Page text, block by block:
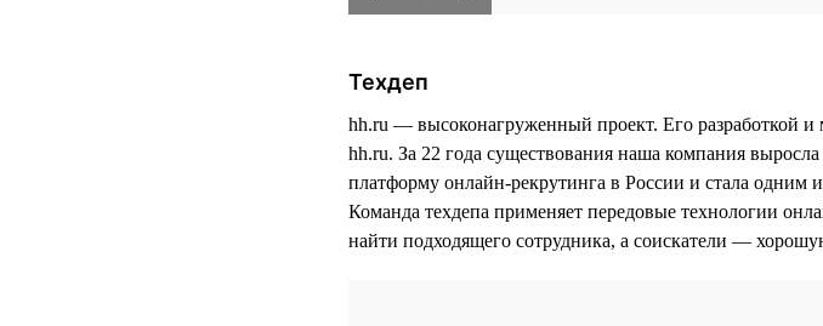
Техдеп
hh.ru — высоконагруженный проект. Его разработкой и
hh.ru. За 22 года существования наша компания
платформу онлайн-рекрутинга в России и стала одним
Команда техдепа применяет передовые технологии
найти подходящего сотрудника, а соискатели —